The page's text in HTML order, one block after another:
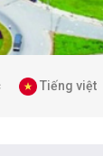
Tiếng việt